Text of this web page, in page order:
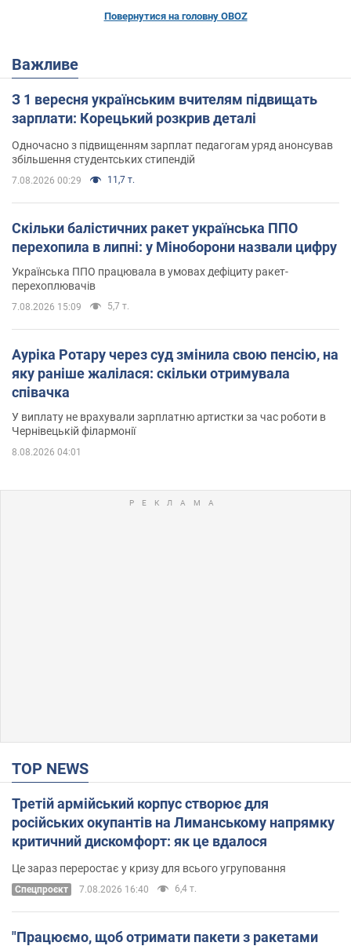
Повернутися на головну OBOZ
Важливе
З 1 вересня українським вчителям підвищать
зарплати: Корецький розкрив деталі
Одночасно з підвищенням зарплат педагогам уряд анонсував
збільшення студентських стипендій
7.08.2026 00:29 11,7 т.
Скільки балістичних ракет українська ППО
перехопила в липні: у Міноборони назвали цифру
Українська ППО працювала в умовах дефіциту ракет-
перехоплювачів
7.08.2026 15:09 5,7 т.
Ауріка Ротару через суд змінила свою пенсію, на
яку раніше жалілася: скільки отримувала
співачка
У виплату не врахували зарплатню артистки за час роботи в
Чернівецькій філармонії
8.08.2026 04:01
TOP NEWS
Третій армійський корпус створює для
російських окупантів на Лиманському напрямку
критичний дискомфорт: як це вдалося
Це зараз переростає у кризу для всього угруповання
Cпецпроєкт 7.08.2026 16:40 6,4 т.
"Працюємо, щоб отримати пакети з ракетами